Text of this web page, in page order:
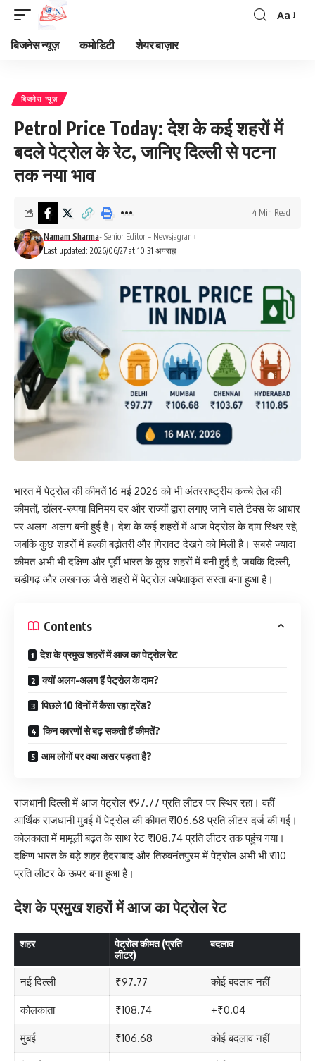
Font
Aa
बिजनेस न्यूज़ कमोडिटी शेयर बाज़ार
बिजनेस न्यूज़
Petrol Price Today: देश के कई शहरों में
बदले पेट्रोल के रेट, जानिए दिल्ली से पटना
तक नया भाव
Last updated: 2026/06/27 at 10:31 अपराह्न
Namam Sharma- Senior Editor – Newsjagran
4 Min Read
भारत में पेट्रोल की कीमतें 16 मई 2026 को भी अंतरराष्ट्रीय कच्चे तेल की
कीमतों, डॉलर-रुपया विनिमय दर और राज्यों द्वारा लगाए जाने वाले टैक्स के आधार
पर अलग-अलग बनी हुई हैं। देश के कई शहरों में आज पेट्रोल के दाम स्थिर रहे,
जबकि कुछ शहरों में हल्की बढ़ोतरी और गिरावट देखने को मिली है। सबसे ज्यादा
कीमत अभी भी दक्षिण और पूर्वी भारत के कुछ शहरों में बनी हुई है, जबकि दिल्ली,
चंडीगढ़ और लखनऊ जैसे शहरों में पेट्रोल अपेक्षाकृत सस्ता बना हुआ है।
Contents
देश के प्रमुख शहरों में आज का पेट्रोल रेट
क्यों अलग-अलग हैं पेट्रोल के दाम?
पिछले 10 दिनों में कैसा रहा ट्रेंड?
किन कारणों से बढ़ सकती हैं कीमतें?
आम लोगों पर क्या असर पड़ता है?
राजधानी दिल्ली में आज पेट्रोल ₹97.77 प्रति लीटर पर स्थिर रहा। वहीं
आर्थिक राजधानी मुंबई में पेट्रोल की कीमत ₹106.68 प्रति लीटर दर्ज की गई।
कोलकाता में मामूली बढ़त के साथ रेट ₹108.74 प्रति लीटर तक पहुंच गया।
दक्षिण भारत के बड़े शहर हैदराबाद और तिरुवनंतपुरम में पेट्रोल अभी भी ₹110
प्रति लीटर के ऊपर बना हुआ है।
देश के प्रमुख शहरों में आज का पेट्रोल रेट
शहर
पेट्रोल कीमत (प्रति
लीटर)
बदलाव
नई दिल्ली ₹97.77 कोई बदलाव नहीं
कोलकाता ₹108.74 +₹0.04
मुंबई ₹106.68 कोई बदलाव नहीं